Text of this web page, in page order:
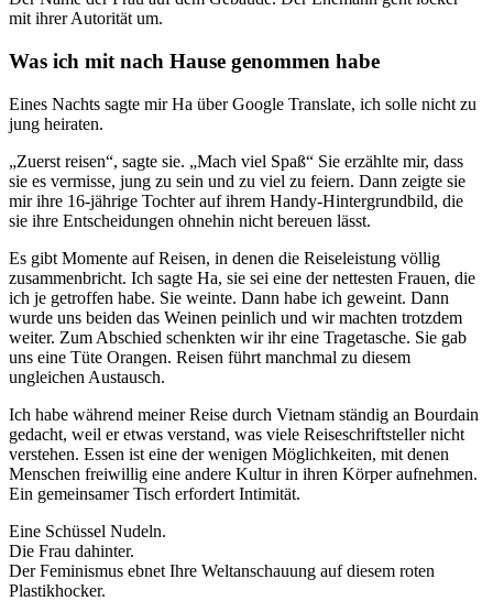
mit ihrer Autorität um.
Was ich mit nach Hause genommen habe
Eines Nachts sagte mir Ha über Google Translate, ich solle nicht zu
jung heiraten.
„Zuerst reisen“, sagte sie. „Mach viel Spaß“ Sie erzählte mir, dass
sie es vermisse, jung zu sein und zu viel zu feiern. Dann zeigte sie
mir ihre 16-jährige Tochter auf ihrem Handy-Hintergrundbild, die
sie ihre Entscheidungen ohnehin nicht bereuen lässt.
Es gibt Momente auf Reisen, in denen die Reiseleistung völlig
zusammenbricht. Ich sagte Ha, sie sei eine der nettesten Frauen, die
ich je getroffen habe. Sie weinte. Dann habe ich geweint. Dann
wurde uns beiden das Weinen peinlich und wir machten trotzdem
weiter. Zum Abschied schenkten wir ihr eine Tragetasche. Sie gab
uns eine Tüte Orangen. Reisen führt manchmal zu diesem
ungleichen Austausch.
Ich habe während meiner Reise durch Vietnam ständig an Bourdain
gedacht, weil er etwas verstand, was viele Reiseschriftsteller nicht
verstehen. Essen ist eine der wenigen Möglichkeiten, mit denen
Menschen freiwillig eine andere Kultur in ihren Körper aufnehmen.
Ein gemeinsamer Tisch erfordert Intimität.
Eine Schüssel Nudeln.
Die Frau dahinter.
Der Feminismus ebnet Ihre Weltanschauung auf diesem roten
Plastikhocker.